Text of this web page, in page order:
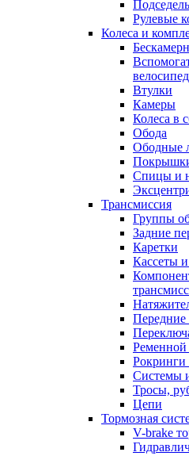
Рулевые
Колеса и
Втулки
Камеры
Колеса в
Обода
Ободные
Спицы и
Трансмиссия
Группы
Задние
Каретки
Кассеты
Передние
Рокринги
Системы
Тросы,
Цепи
Тормозная
V-brake